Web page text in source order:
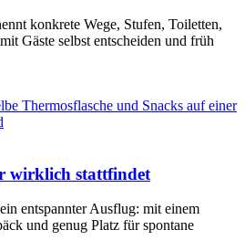
konkrete Wege, Stufen, Toiletten,
Gäste selbst entscheiden und früh
wirklich stattfindet
entspannter Ausflug: mit einem
und genug Platz für spontane